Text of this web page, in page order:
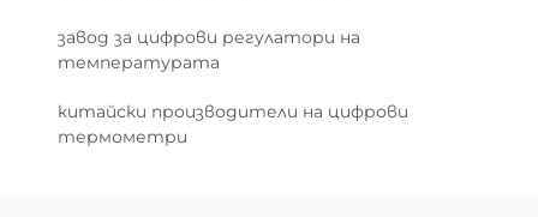
завод за цифрови регулатори на
температурата
китайски производители на цифрови
термометри